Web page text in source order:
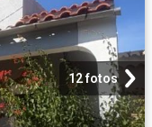
12 fotos